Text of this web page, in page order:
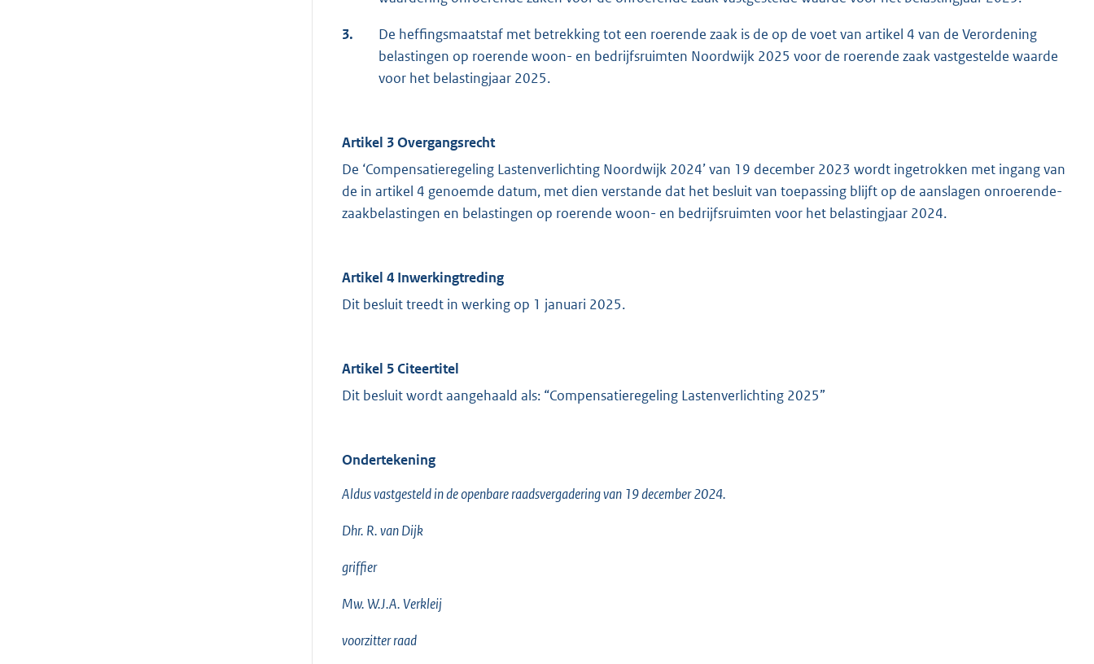
3.
De heffingsmaatstaf met betrekking tot een roerende zaak is de op de voet van artikel 4 van de Verordening
belastingen op roerende woon- en bedrijfsruimten Noordwijk 2025 voor de roerende zaak vastgestelde waarde
voor het belastingjaar 2025.
Artikel 3 Overgangsrecht
De ‘Compensatieregeling Lastenverlichting Noordwijk 2024’ van 19 december 2023 wordt ingetrokken met ingang van
de in artikel 4 genoemde datum, met dien verstande dat het besluit van toepassing blijft op de aanslagen onroerende-
zaakbelastingen en belastingen op roerende woon- en bedrijfsruimten voor het belastingjaar 2024.
Artikel 4 Inwerkingtreding
Dit besluit treedt in werking op 1 januari 2025.
Artikel 5 Citeertitel
Dit besluit wordt aangehaald als: “Compensatieregeling Lastenverlichting 2025”
Ondertekening
Aldus vastgesteld in de openbare raadsvergadering van 19 december 2024.
Dhr. R. van Dijk
griffier
Mw. W.J.A. Verkleij
voorzitter raad